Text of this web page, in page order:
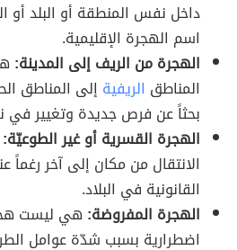
داخل نفس المنطقة أو البلد أو
اسم الهجرة الإقليمية.
الهجرة من الريف إلى المدينة:
المناطق الريفية إلى المناطق
بحثاً عن فرص جديدة وتغيير
الهجرة القسرية أو غير الطوعيّة:
الانتقال من مكان إلى آخر
القانونية في البلاد.
الهجرة المفروضة: هي ليست
اضطرارية بسبب شدّة عوامل